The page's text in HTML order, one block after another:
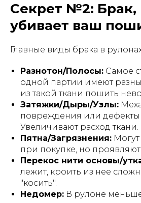
Секрет №2: Брак,
убивает ваш
Главные виды брака в
Разнотон/Полосы: Самое
одной партии имеют
из такой ткани пошить
Затяжки/Дыры/Узлы:
повреждения или дефекты
Увеличивают расход ткани.
Пятна/Загрязнения:
при покупке, но
Перекос нити основы/
лежит, кроить из нее
"косить".
Недомер: В рулоне